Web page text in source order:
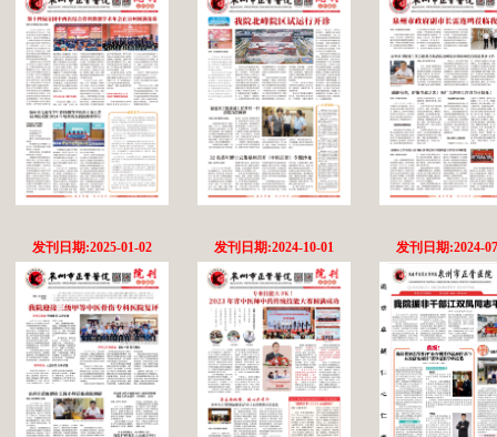
发刊日期:2025-01-02 发刊日期:2024-10-01 发刊日期:2024-